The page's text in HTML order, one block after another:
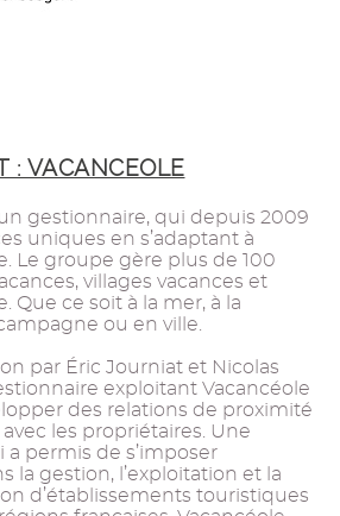
: VACANCEOLE
gestionnaire, qui depuis 2009
uniques en s’adaptant à
Le groupe gère plus de 100
villages vacances et
Que ce soit à la mer, à la
ou en ville.
par Éric Journiat et Nicolas
exploitant Vacancéole
des relations de proximité
les propriétaires. Une
permis de s’imposer
la gestion, l’exploitation et la
d’établissements touristiques